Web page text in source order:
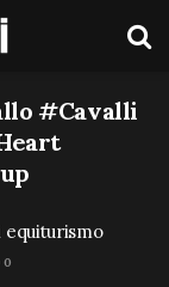
#Cavalli
equiturismo
0